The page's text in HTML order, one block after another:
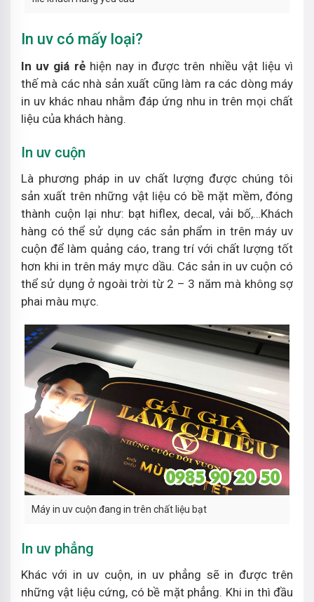
In uv có mấy loại?
In uv giá rẻhiện nay in được trên nhiều vật liệu vì
thế mà các nhà sản xuất cũng làm ra các dòng máy
in uv khác nhau nhằm đáp ứng nhu in trên mọi chất
liệu của khách hàng.
In uv cuộn
Là phương pháp in uv chất lượng được chúng tôi
sản xuất trên những vật liệu có bề mặt mềm, đóng
thành cuộn lại như: bạt hiflex, decal, vải bố,…Khách
hàng có thể sử dụng các sản phẩm in trên máy uv
cuộn để làm quảng cáo, trang trí với chất lượng tốt
hơn khi in trên máy mực dầu. Các sản in uv cuộn có
thể sử dụng ở ngoài trời từ 2 – 3 năm mà không sợ
phai màu mực.
Máy in uv cuộn đang in trên chất liệu bạt
In uv phẳng
Khác với in uv cuộn, in uv phẳng sẽ in được trên
những vật liệu cứng, có bề mặt phẳng. Khi in thì đầu